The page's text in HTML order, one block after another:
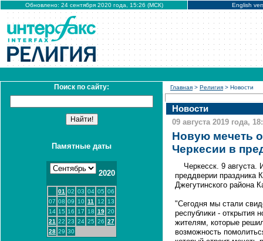
Обновлено: 24 сентября 2020 года, 15:26 (МСК) English
Поиск по сайту:
Памятные даты
2020
01 02 03 04 05 06
07 08 09 10 11 12
13
14 15 16 17 18 19 20
21 22 23 24 25 26 27
28 29 30
Главная > Религия > Новости
Новости
09 августа 2019 года,
Новую мечеть
Черкесии в
Черкесск. 9
преддверии праздника
Джегутинского района
"Сегодня мы стали
республики - открытия
жителям, которые
возможность